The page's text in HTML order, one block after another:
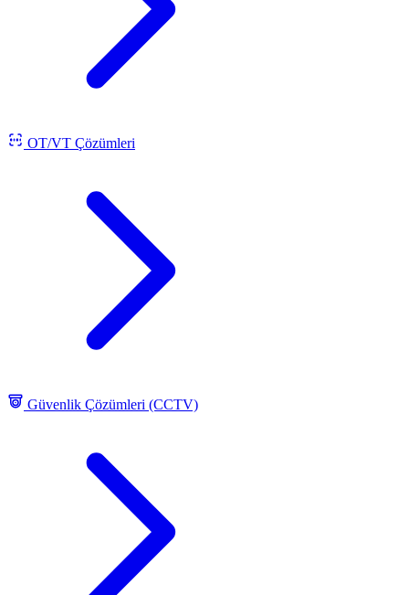
OT/VT Çözümleri
Güvenlik Çözümleri (CCTV)